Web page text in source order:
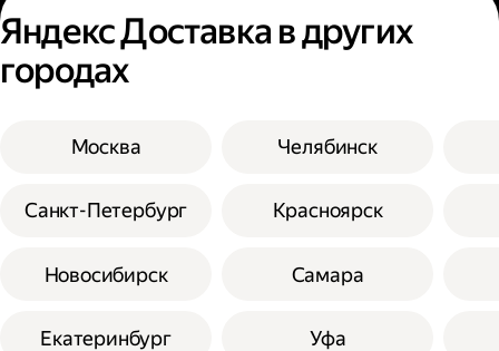
Яндекс Доставка в других
городах
Москва
Санкт-Петербург
Новосибирск
Екатеринбург
Челябинск
Красноярск
Самара
Уфа